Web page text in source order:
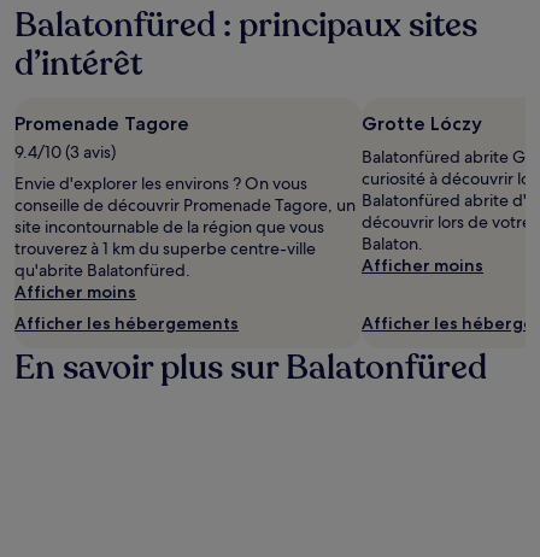
Balatonfüred : principaux sites
d’intérêt
Promenade Tagore
9.4/10 (3 avis)
Envie d'explorer les environs ? On vous
conseille de découvrir Promenade Tagore, un
site incontournable de la région que vous
trouverez à 1 km du superbe centre-ville
qu'abrite Balatonfüred.
Afficher moins
Afficher les hébergements
Grotte Lóczy
Balatonfüred abrite
curiosité à découvrir
Balatonfüred abrite
découvrir lors de votre
Balaton.
Afficher moins
Afficher les
En savoir plus sur Balatonfüred